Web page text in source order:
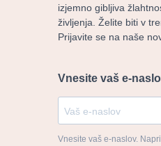
izjemno gibljiva
življenja. Želite biti v
Prijavite se na naše
Vnesite vaš e-
Vnesite vaš e-naslov.